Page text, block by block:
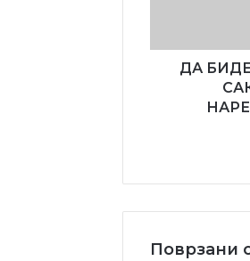
БРАЌА
ДА
Поврзани